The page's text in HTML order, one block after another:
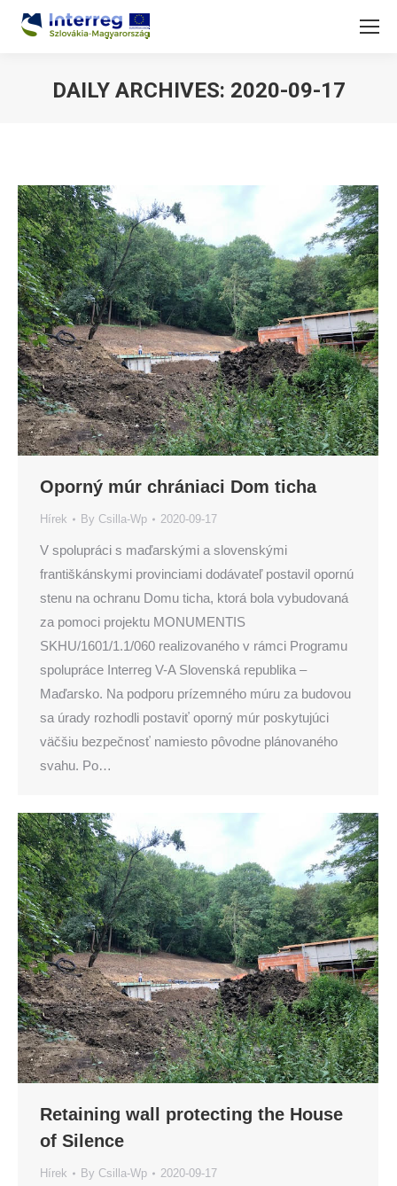
DAILY ARCHIVES: 2020-09-17
Oporný múr chrániaci Dom ticha
Hírek By Csilla-Wp 2020-09-17
V spolupráci s maďarskými a slovenskými
františkánskymi provinciami dodávateľ postavil opornú
stenu na ochranu Domu ticha, ktorá bola vybudovaná
za pomoci projektu MONUMENTIS
SKHU/1601/1.1/060 realizovaného v rámci Programu
spolupráce Interreg V-A Slovenská republika –
Maďarsko. Na podporu prízemného múru za budovou
sa úrady rozhodli postaviť oporný múr poskytujúci
väčšiu bezpečnosť namiesto pôvodne plánovaného
svahu. Po…
Retaining wall protecting the House
of Silence
Hírek By Csilla-Wp 2020-09-17